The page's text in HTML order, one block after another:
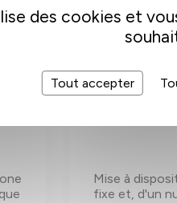
250€/
Mise à
fixe et, d'un
des cookies et
Tout accepter